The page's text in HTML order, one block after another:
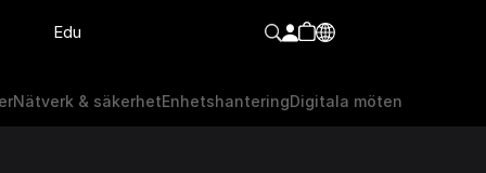
Edu
Nätverk & säkerhetEnhetshanteringDigitala möten
Nätverk & säkerhet EnhetshanteringDigitala möten